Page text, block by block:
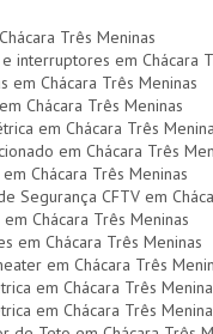
Três Meninas
interruptores em Chácara
em Chácara Três Meninas
Chácara Três Meninas
em Chácara Três
em Chácara Três
Chácara Três Meninas
Segurança CFTV em
Chácara Três Meninas
em Chácara Três Meninas
em Chácara Três
em Chácara Três
em Chácara Três